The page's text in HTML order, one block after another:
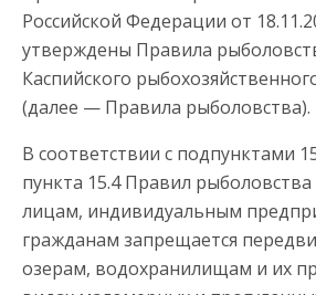
Российской Федерации от
утверждены Правила
Каспийского
(далее — Правила рыболовства).
В соответствии с подпунктами
пункта 15.4 Правил
лицам, индивидуальным
гражданам запрещается
озерам, водохранилищам и их